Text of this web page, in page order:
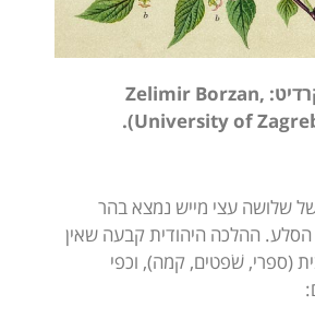
Zelimir Borzan,
University of
).
שלושה עצי מייש נמצא בהר
ההלכה היהודית קבעה שאין
(ספרי, שֹׁפטים, קמה), וכפי